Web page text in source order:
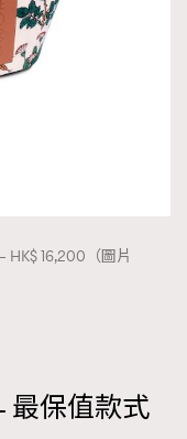
HK$ 16,200（圖片
最保值款式